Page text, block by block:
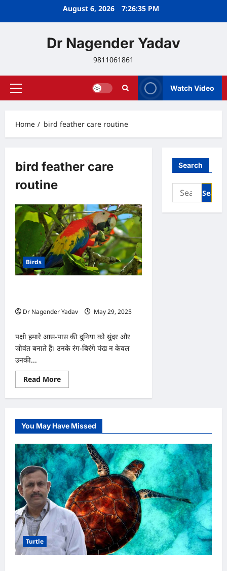
August 6, 2026 7:26:35 PM
Dr Nagender Yadav
9811061861
Primary
Watch Video
Home bird feather care routine
bird feather care
routine
Birds
Dr Nagender Yadav
May 29, 2025
पक्षी हमारे आस-पास की दुनिया को सुंदर और
जीवंत बनाते हैं। उनके रंग-बिरंगे पंख न केवल
उनकी...
Read MoreRead
more
पंखों
में
छिपा
है
पक्षी
का
स्वास्थ्य,
जानें
सही
देखभाल
का
तरीका
Search
Search
for:
You May Have Missed
Turtle